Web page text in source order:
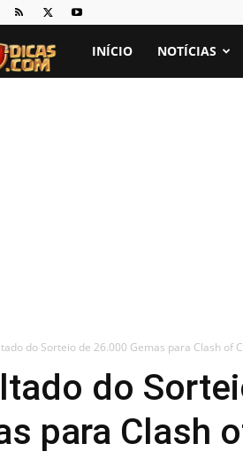
Clash
INÍCIO NOTÍCIAS
do Sorteio de 26.000 Gemas para Clash of
do
para Clash